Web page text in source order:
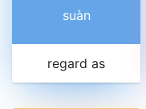
suàn
regard as